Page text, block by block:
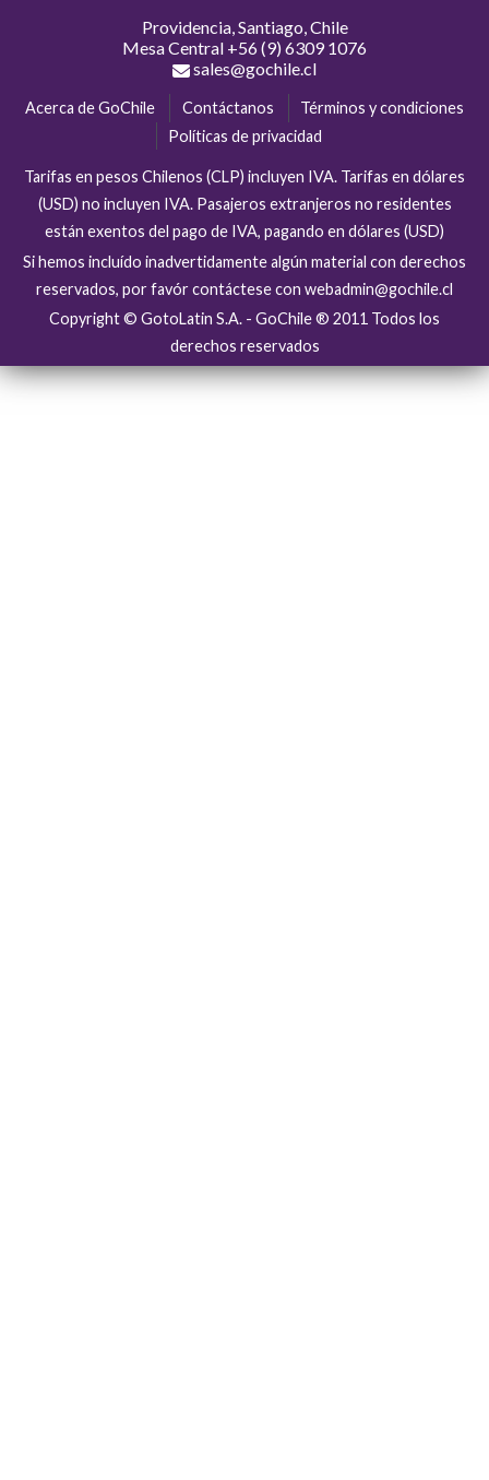
Providencia, Santiago, Chile
Mesa Central +56 (9) 6309 1076
sales@gochile.cl
Acerca de GoChile Contáctanos
Términos y condiciones
Políticas de privacidad
Tarifas en pesos Chilenos (CLP) incluyen IVA. Tarifas en dólares
(USD) no incluyen IVA. Pasajeros extranjeros no residentes
están exentos del pago de IVA, pagando en dólares (USD)
Si hemos incluído inadvertidamente algún material con derechos
reservados, por favór contáctese con webadmin@gochile.cl
Copyright © GotoLatin S.A. - GoChile ® 2011 Todos los
derechos reservados